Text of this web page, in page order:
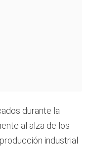
durante la
al alza de los
industrial